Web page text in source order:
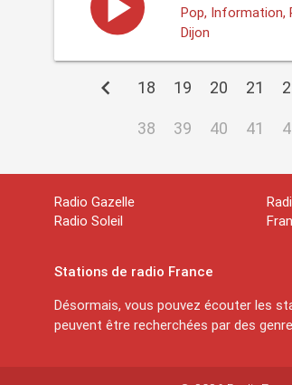
Pop, Information,
Dijon
chevron_left 18 19 20 21
38 39 40 41
Radio Gazelle
Radio Soleil
Stations de radio France
Désormais, vous pouvez écouter les
peuvent être recherchées par des